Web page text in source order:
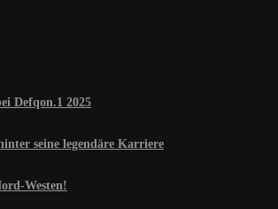
Defqon.1 2025
seine legendäre Karriere
Westen!